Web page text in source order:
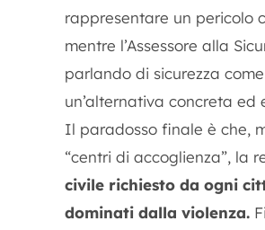
rappresentare un pericolo
mentre l’Assessore alla
parlando di sicurezza
un’alternativa concreta
Il paradosso finale è che,
“centri di accoglienza”, la
civile richiesto da ogni
dominati dalla violenza.